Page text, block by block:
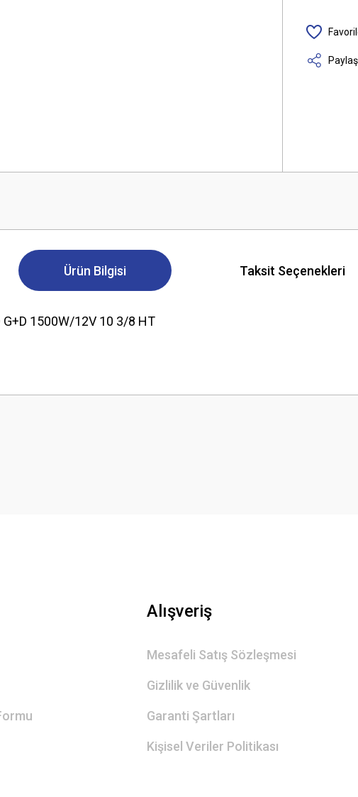
Paylaş
Ürün Bilgisi Taksit Seçenekleri
G+D 1500W/12V 10 3/8 HT
Alışveriş
Mesafeli Satış Sözleşmesi
Gizlilik ve Güvenlik
Garanti Şartları
Kişisel Veriler Politikası